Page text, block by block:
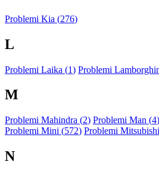
Problemi Kia (276)
L
Problemi Laika (1) Problemi
M
Problemi Mahindra (2) Problemi Man (4)
Problemi Mini (572) Problemi
N